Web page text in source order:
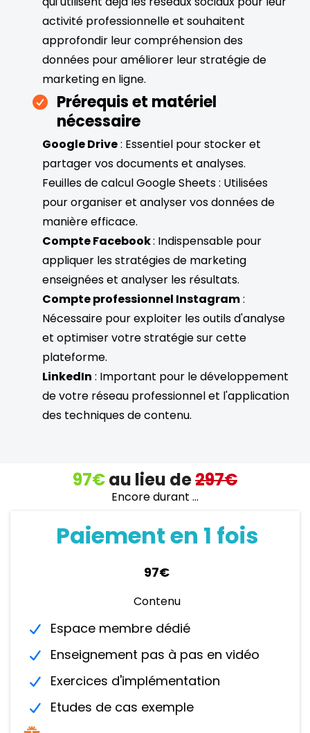
activité professionnelle et souhaitent
approfondir leur compréhension des
données pour améliorer leur stratégie de
marketing en ligne.
Prérequis et matériel
nécessaire
Google Drive: Essentiel pour stocker et
partager vos documents et analyses.
Feuilles de calcul Google Sheets : Utilisées
pour organiser et analyser vos données de
manière efficace.
Compte Facebook: Indispensable pour
appliquer les stratégies de marketing
enseignées et analyser les résultats.
Compte professionnel Instagram:
Nécessaire pour exploiter les outils d'analyse
et optimiser votre stratégie sur cette
plateforme.
LinkedIn : Important pour le développement
de votre réseau professionnel et l'application
des techniques de contenu.
97€au lieu de297€
Encore durant ...
Paiement en 1 fois
97€
Contenu
Espace membre dédié
Enseignement pas à pas en vidéo
Exercices d'implémentation
Etudes de cas exemple